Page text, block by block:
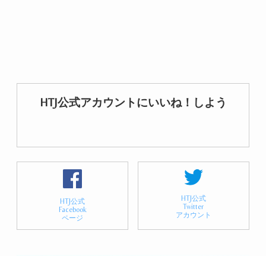
HTJ公式アカウントにいいね！しよう
HTJ公式
Facebook
ページ
HTJ公式
Twitter
アカウント